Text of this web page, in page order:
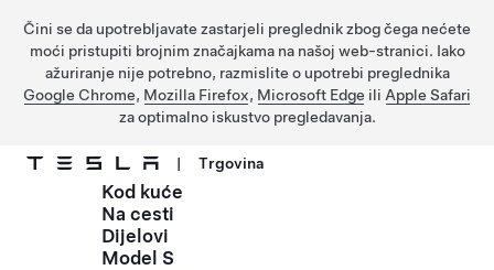
Čini se da upotrebljavate zastarjeli preglednik zbog čega nećete
moći pristupiti brojnim značajkama na našoj web-stranici. Iako
ažuriranje nije potrebno, razmislite o upotrebi preglednika
Google Chrome, Mozilla Firefox, Microsoft Edge ili Apple Safari
za optimalno iskustvo pregledavanja.
Prijeđite na glavni sadržaj
| Trgovina
Kod kuće
Na cesti
Dijelovi
Model S